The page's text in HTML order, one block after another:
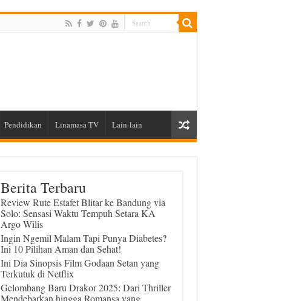
Pendidikan Linamasa TV Lain-lain
Berita Terbaru
Review Rute Estafet Blitar ke Bandung via
Solo: Sensasi Waktu Tempuh Setara KA
Argo Wilis
Ingin Ngemil Malam Tapi Punya Diabetes?
Ini 10 Pilihan Aman dan Sehat!
Ini Dia Sinopsis Film Godaan Setan yang
Terkutuk di Netflix
Gelombang Baru Drakor 2025: Dari Thriller
Mendebarkan hingga Romansa yang